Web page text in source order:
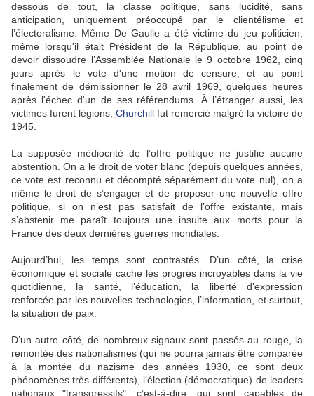
dessous de tout, la classe politique, sans lucidité, sans
anticipation, uniquement préoccupé par le clientélisme et
l’électoralisme. Même De Gaulle a été victime du jeu politicien,
même lorsqu'il était Président de la République, au point de
devoir dissoudre l’Assemblée Nationale le 9 octobre 1962, cinq
jours après le vote d'une motion de censure, et au point
finalement de démissionner le 28 avril 1969, quelques heures
après l'échec d'un de ses référendums. À l’étranger aussi, les
victimes furent légions, Churchill fut remercié malgré la victoire de
1945.
La supposée médiocrité de l’offre politique ne justifie aucune
abstention. On a le droit de voter blanc (depuis quelques années,
ce vote est reconnu et décompté séparément du vote nul), on a
même le droit de s’engager et de proposer une nouvelle offre
politique, si on n’est pas satisfait de l’offre existante, mais
s’abstenir me paraît toujours une insulte aux morts pour la
France des deux dernières guerres mondiales.
Aujourd’hui, les temps sont contrastés. D’un côté, la crise
économique et sociale cache les progrès incroyables dans la vie
quotidienne, la santé, l’éducation, la liberté d’expression
renforcée par les nouvelles technologies, l’information, et surtout,
la situation de paix.
D’un autre côté, de nombreux signaux sont passés au rouge, la
remontée des nationalismes (qui ne pourra jamais être comparée
à la montée du nazisme des années 1930, ce sont deux
phénomènes très différents), l’élection (démocratique) de leaders
nationaux "transgressifs", c’est-à-dire, qui sont capables de